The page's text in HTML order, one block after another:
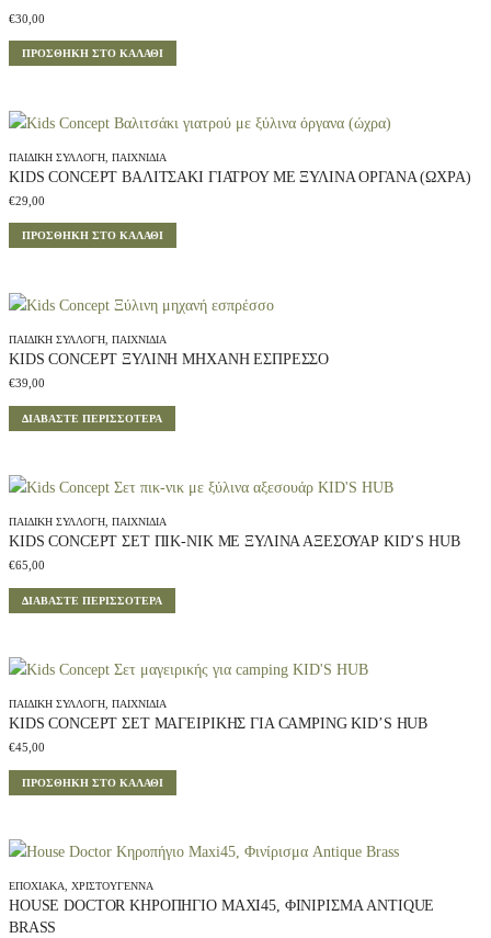
€30,00
ΠΡΟΣΘΉΚΗ ΣΤΟ ΚΑΛΆΘΙ
ΠΑΙΔΙΚΉ ΣΥΛΛΟΓΉ ΠΑΙΧΝΊΔΙΑ
KIDS CONCEPT ΒΑΛΙΤΣΆΚΙ ΓΙΑΤΡΟΎ ΜΕ ΞΎΛΙΝΑ ΌΡΓΑΝΑ (ΏΧΡΑ)
€29,00
ΠΡΟΣΘΉΚΗ ΣΤΟ ΚΑΛΆΘΙ
ΠΑΙΔΙΚΉ ΣΥΛΛΟΓΉ, ΠΑΙΧΝΊΔΙΑ
KIDS CONCEPT ΞΎΛΙΝΗ ΜΗΧΑΝΉ ΕΣΠΡΈΣΣΟ
€39,00
ΔΙΑΒΆΣΤΕ ΠΕΡΙΣΣΌΤΕΡΑ
ΠΑΙΔΙΚΉ ΣΥΛΛΟΓΉ, ΠΑΙΧΝΊΔΙΑ
KIDS CONCEPT ΣΕΤ ΠΙΚ-ΝΙΚ ΜΕ ΞΎΛΙΝΑ ΑΞΕΣΟΥΆΡ KID’S HUB
€65,00
ΔΙΑΒΆΣΤΕ ΠΕΡΙΣΣΌΤΕΡΑ
ΠΑΙΔΙΚΉ ΣΥΛΛΟΓΉ, ΠΑΙΧΝΊΔΙΑ
KIDS CONCEPT ΣΕΤ ΜΑΓΕΙΡΙΚΉΣ ΓΙΑ CAMPING KID’S HUB
€45,00
ΠΡΟΣΘΉΚΗ ΣΤΟ ΚΑΛΆΘΙ
ΕΠΟΧΙΑΚΆ, ΧΡΙΣΤΟΎΓΕΝΝΑ
HOUSE DOCTOR ΚΗΡΟΠΉΓΙΟ MAXI45, ΦΙΝΊΡΙΣΜΑ ANTIQUE
BRASS